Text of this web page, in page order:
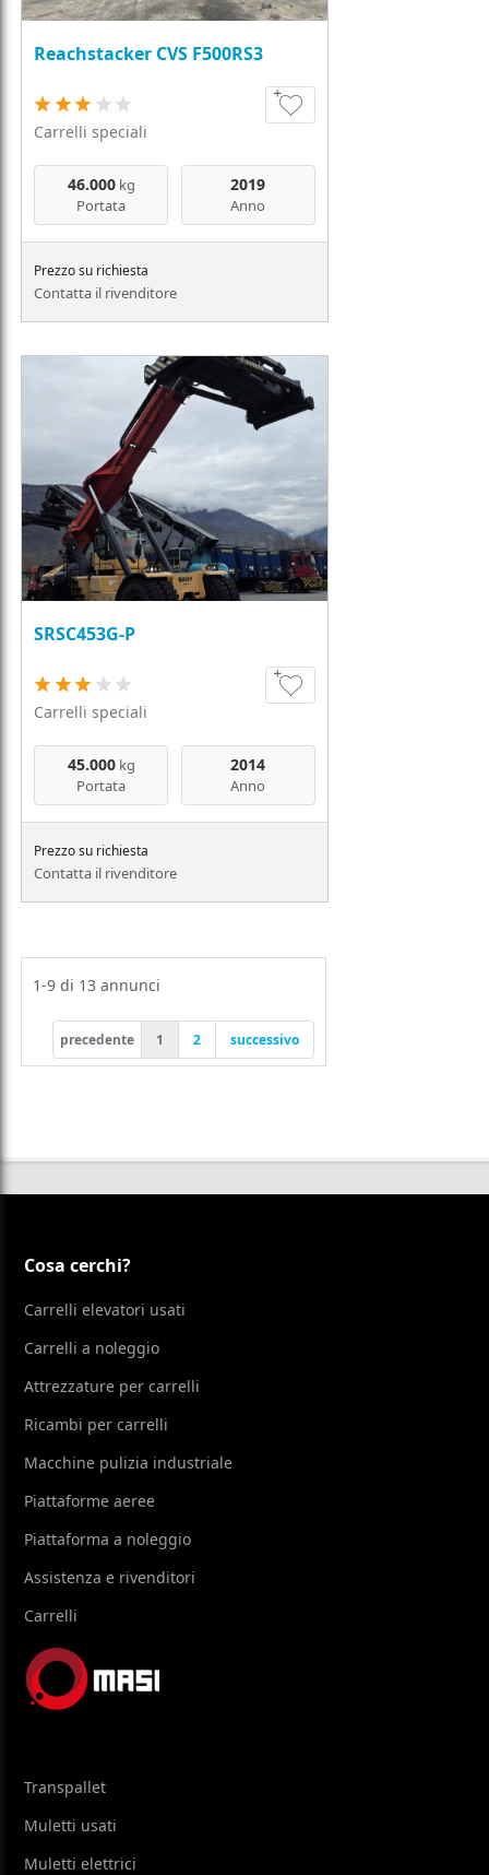
Reachstacker CVS F500RS3
Carrelli speciali
46.000kg
Portata
2019
Anno
Prezzo su richiesta
Contatta il rivenditore
SRSC453G-P
Carrelli speciali
45.000kg
Portata
2014
Anno
Prezzo su richiesta
Contatta il rivenditore
1-9di 13 annunci
precedente 1 2 successivo
Cosa cerchi?
Carrelli elevatori usati
Carrelli a noleggio
Attrezzature per carrelli
Ricambi per carrelli
Macchine pulizia industriale
Piattaforme aeree
Piattaforma a noleggio
Assistenza e rivenditori
Carrelli
Transpallet
Muletti usati
Muletti elettrici